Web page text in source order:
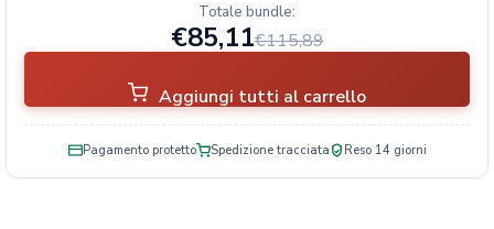
Totale bundle:
€85,11€115,89
Aggiungi tutti al carrello
Pagamento protetto Spedizione tracciata Reso 14 giorni